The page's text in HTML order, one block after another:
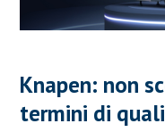
Knapen: non
termini di